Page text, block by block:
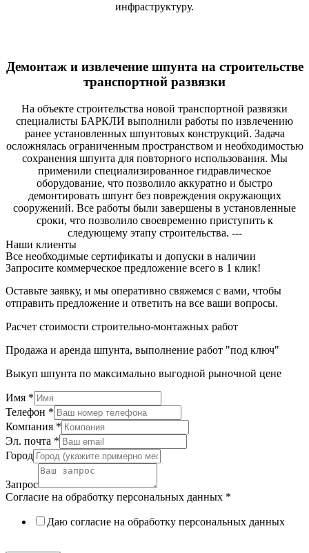
инфраструктуру.
Демонтаж и извлечение шпунта на строительстве
транспортной развязки
На объекте строительства новой транспортной развязки
специалисты БАРКЛИ выполнили работы по извлечению
ранее установленных шпунтовых конструкций. Задача
осложнялась ограниченным пространством и необходимостью
сохранения шпунта для повторного использования. Мы
применили специализированное гидравлическое
оборудование, что позволило аккуратно и быстро
демонтировать шпунт без повреждения окружающих
сооружений. Все работы были завершены в установленные
сроки, что позволило своевременно приступить к
следующему этапу строительства. ---
Наши клиенты
Все необходимые сертификаты и допуски в наличии
Запросите коммерческое предложение всего в 1 клик!
Оставьте заявку, и мы оперативно свяжемся с вами, чтобы
отправить предложение и ответить на все ваши вопросы.
Расчет стоимости строительно-монтажных работ
Продажа и аренда шпунта, выполнение работ "под ключ"
Выкуп шпунта по максимально выгодной рыночной цене
Имя *
Телефон *
Компания *
Эл. почта *
Город
Запрос
Согласие на обработку персональных данных *
Даю согласие на обработку персональных данных